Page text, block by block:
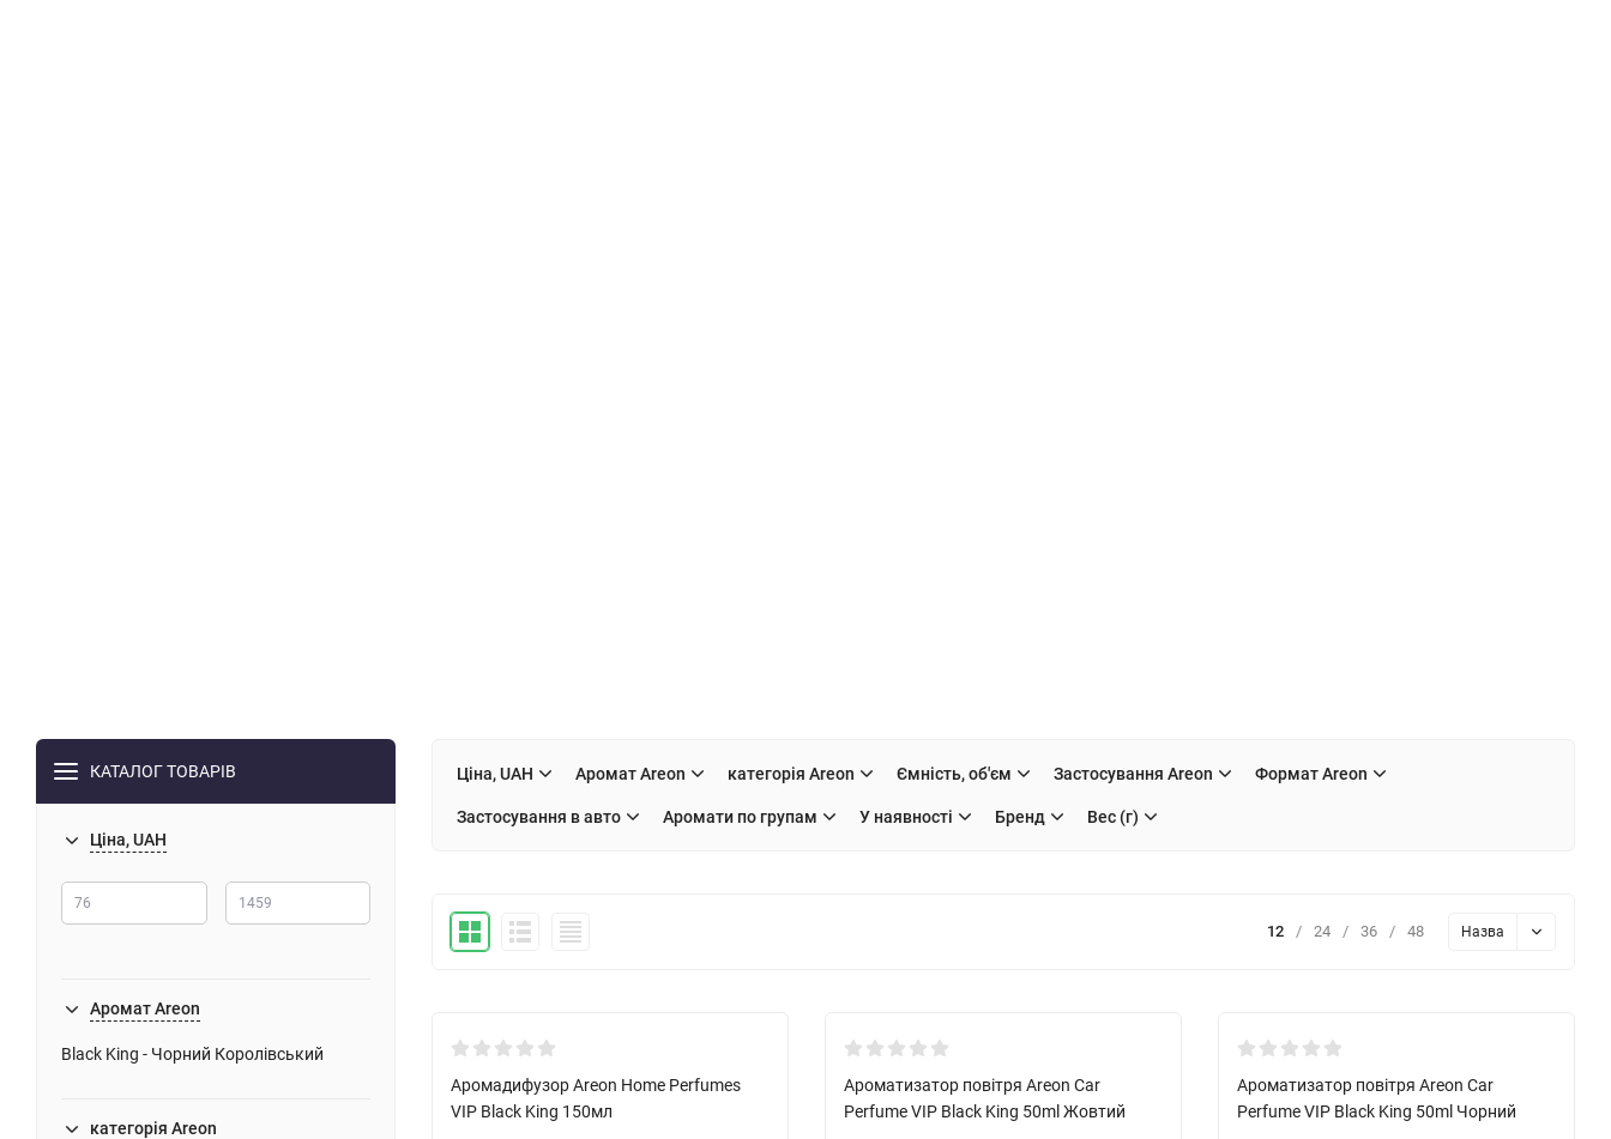
КАТАЛОГ ТОВАРІВ
Ціна, UAH
Аромат Areon
Black King - Чорний Королівський
категорія Areon
Ціна, UAH Аромат Areon категорія Areon Ємність, об'єм Застосування Areon Формат Areon
Застосування в авто Аромати по групам У наявності Бренд Вес (г)
12 / 24 / 36 / 48 Назва
Аромадифузор Areon Home Perfumes
VIP Black King 150мл
Ароматизатор повітря Areon Car
Perfume VIP Black King 50ml Жовтий
Ароматизатор повітря Areon Car
Perfume VIP Black King 50ml Чорний